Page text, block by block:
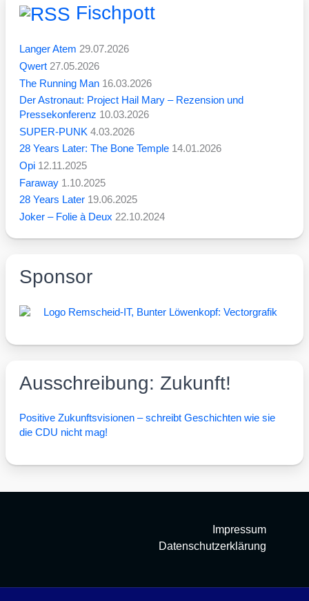
Fischpott
Langer Atem 29.07.2026
Qwert 27.05.2026
The Running Man 16.03.2026
Der Astronaut: Project Hail Mary – Rezension und
Pressekonferenz 10.03.2026
SUPER-PUNK 4.03.2026
28 Years Later: The Bone Temple 14.01.2026
Opi 12.11.2025
Faraway 1.10.2025
28 Years Later 19.06.2025
Joker – Folie à Deux 22.10.2024
Sponsor
Ausschreibung: Zukunft!
Posi­ti­ve Zukunfts­vi­sio­nen – schreibt Geschich­ten wie sie
die CDU nicht mag!
Impressum
Datenschutzerklärung